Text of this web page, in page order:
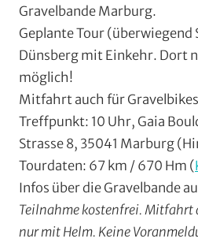
Gravelbande Marburg.
Geplante Tour (überwiegend
Dünsberg mit Einkehr. Dort
möglich!
Mitfahrt auch für
Treffpunkt: 10 Uhr, Gaia
Strasse 8, 35041 Marburg
Tourdaten: 67 km / 670 Hm (
Infos über die Gravelbande
Teilnahme kostenfrei. Mitfahrt
nur mit Helm. Keine